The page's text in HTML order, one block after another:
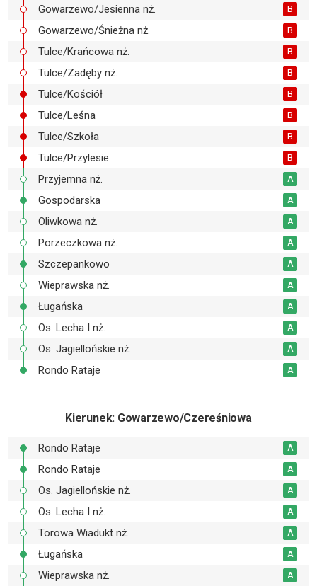
Gowarzewo/Jesienna nż. B
Gowarzewo/Śnieżna nż. B
Tulce/Krańcowa nż. B
Tulce/Zadęby nż. B
Tulce/Kościół B
Tulce/Leśna B
Tulce/Szkoła B
Tulce/Przylesie B
Przyjemna nż. A
Gospodarska A
Oliwkowa nż. A
Porzeczkowa nż. A
Szczepankowo A
Wieprawska nż. A
Ługańska A
Os. Lecha I nż. A
Os. Jagiellońskie nż. A
Rondo Rataje A
Kierunek: Gowarzewo/Czereśniowa
Rondo Rataje A
Rondo Rataje A
Os. Jagiellońskie nż. A
Os. Lecha I nż. A
Torowa Wiadukt nż. A
Ługańska A
Wieprawska nż. A